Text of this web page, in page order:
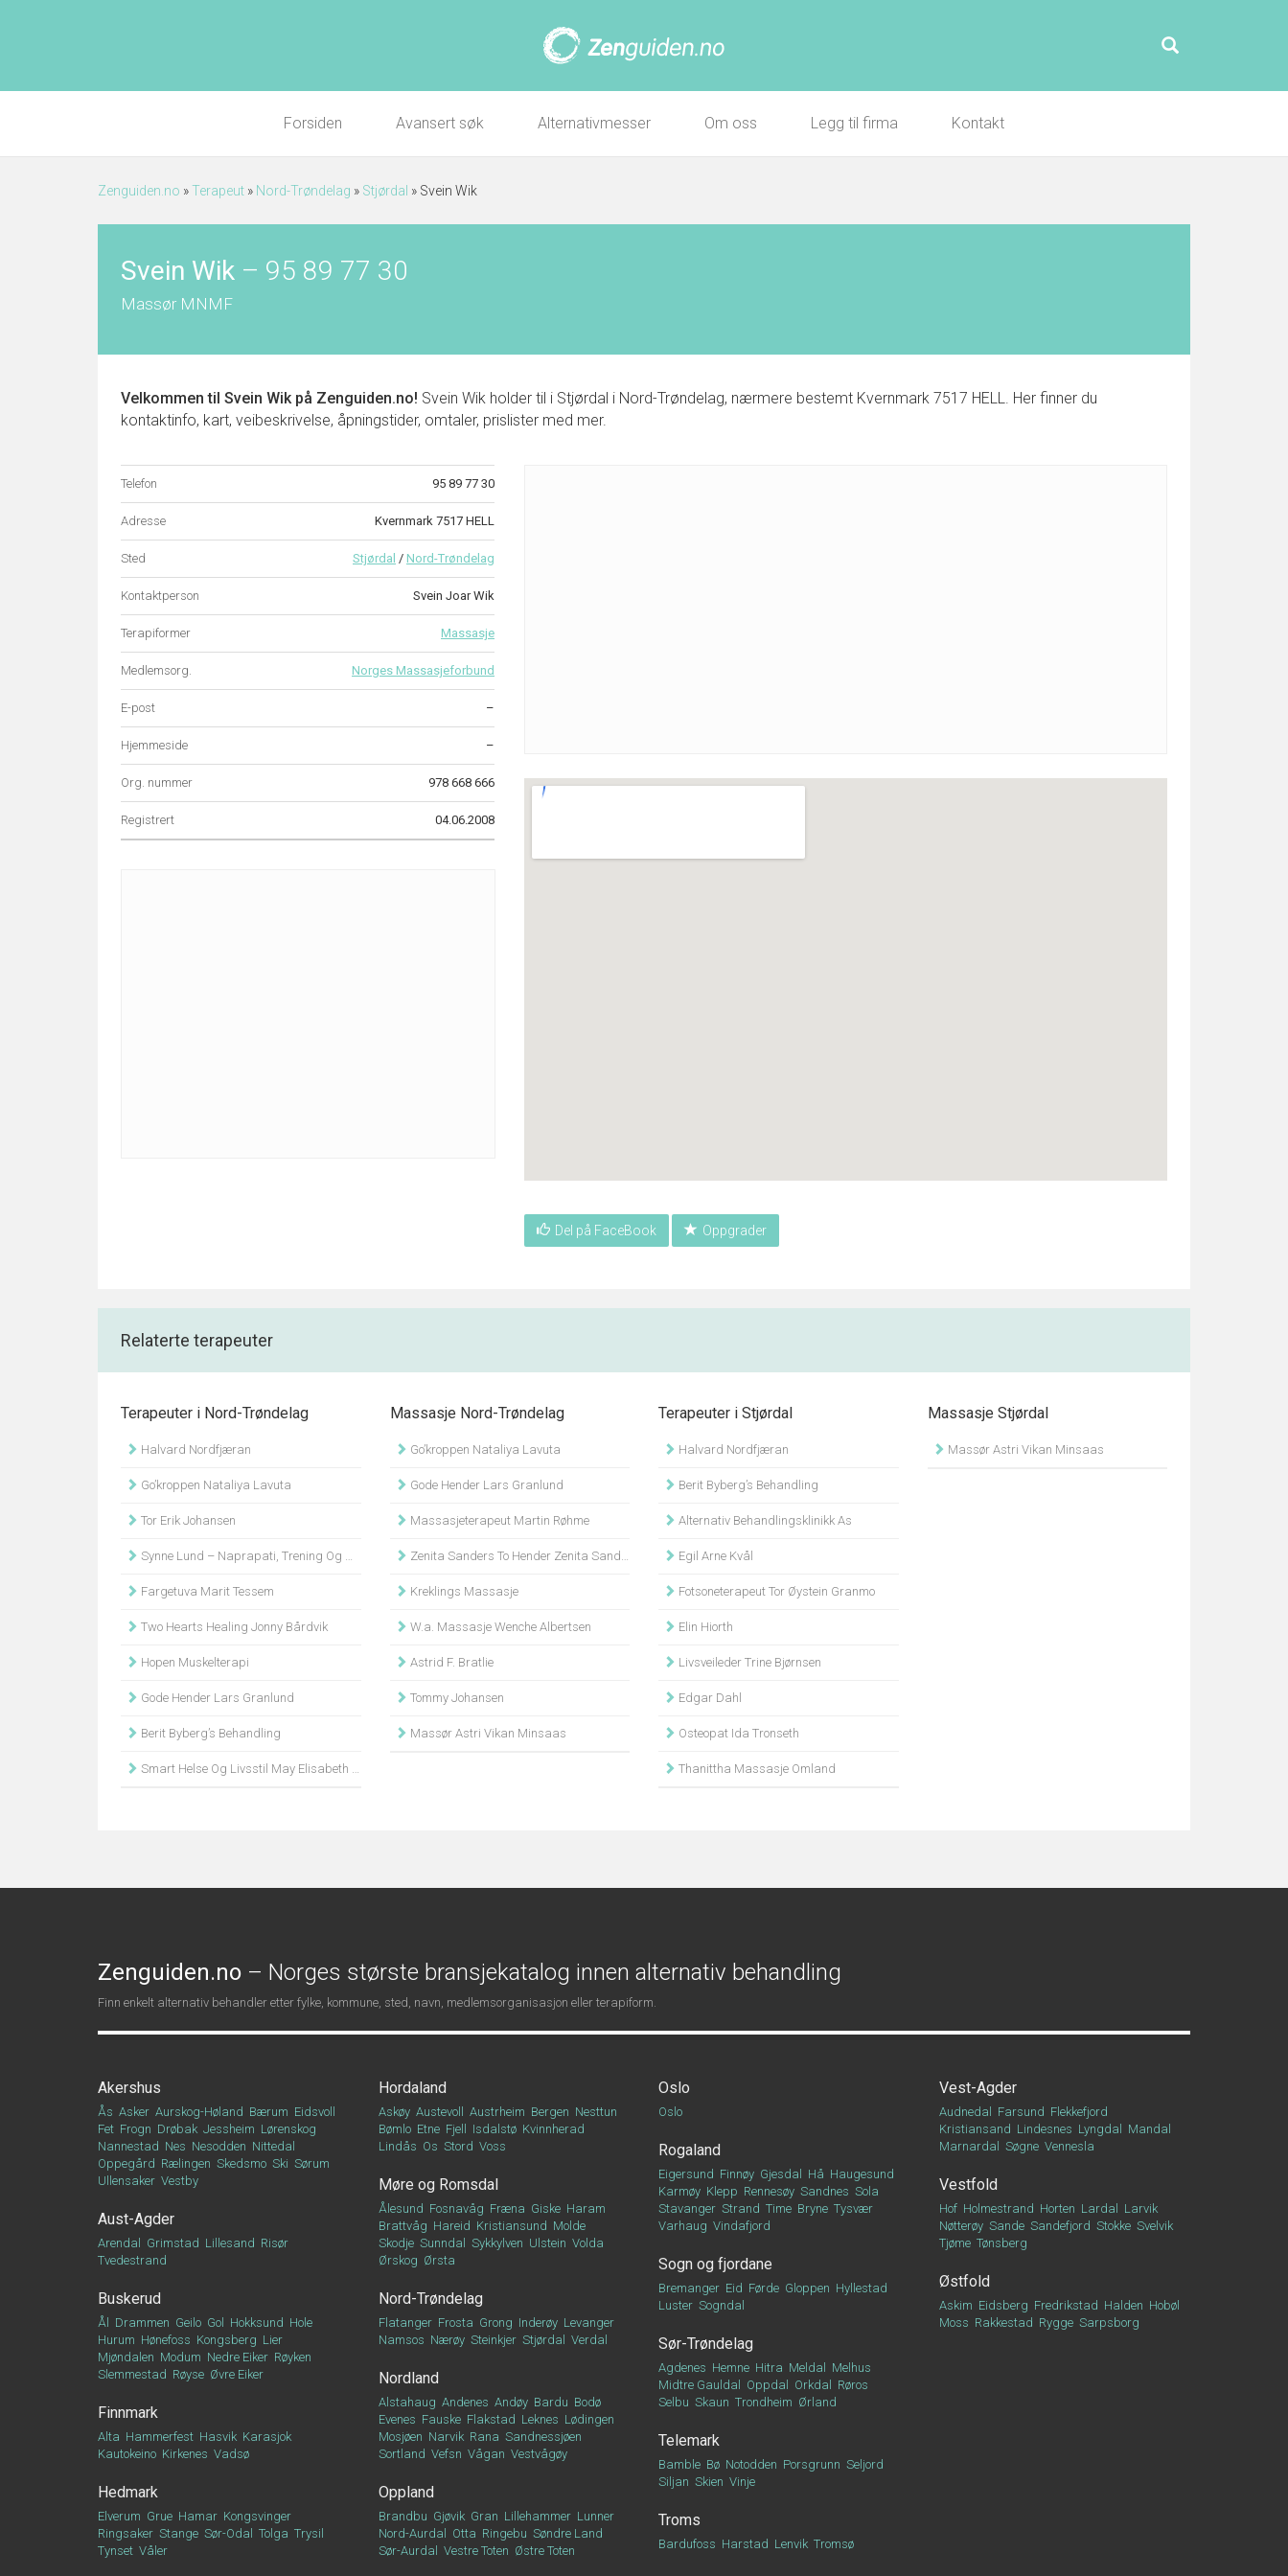
Forsiden Avansert søk Alternativmesser Om oss Legg til firma Kontakt
Zenguiden.no »Terapeut » Nord-Trøndelag » Stjørdal » Svein Wik
Svein Wik – 95 89 77 30
Massør MNMF
Velkommen til Svein Wikpå Zenguiden.no! Svein Wik holder til i Stjørdal i Nord-Trøndelag, nærmere bestemt Kvernmark 7517 HELL. Her finner du
kontaktinfo, kart, veibeskrivelse, åpningstider, omtaler, prislister med mer.
Telefon 95 89 77 30
Adresse Kvernmark 7517 HELL
Sted Stjørdal / Nord-Trøndelag
Kontaktperson Svein Joar Wik
Terapiformer Massasje
Medlemsorg. Norges Massasjeforbund
E-post –
Hjemmeside –
Org. nummer 978 668 666
Registrert 04.06.2008
Del på FaceBook Oppgrader
Relaterte terapeuter
Terapeuter i Nord-Trøndelag
Halvard Nordfjæran
Go’kroppen Nataliya Lavuta
Tor Erik Johansen
Synne Lund – Naprapati, Trening Og Helse
Fargetuva Marit Tessem
Two Hearts Healing Jonny Bårdvik
Hopen Muskelterapi
Gode Hender Lars Granlund
Berit Byberg’s Behandling
Smart Helse Og Livsstil May Elisabeth Hovik
Massasje Nord-Trøndelag
Go’kroppen Nataliya Lavuta
Gode Hender Lars Granlund
Massasjeterapeut Martin Røhme
Zenita Sanders To Hender Zenita Sander
Kreklings Massasje
W.a. Massasje Wenche Albertsen
Astrid F. Bratlie
Tommy Johansen
Massør Astri Vikan Minsaas
Terapeuter i Stjørdal
Halvard Nordfjæran
Berit Byberg’s Behandling
Alternativ Behandlingsklinikk As
Egil Arne Kvål
Fotsoneterapeut Tor Øystein Granmo
Elin Hiorth
Livsveileder Trine Bjørnsen
Edgar Dahl
Osteopat Ida Tronseth
Thanittha Massasje Omland
Massasje Stjørdal
Massør Astri Vikan Minsaas
Zenguiden.no – Norges største bransjekatalog innen alternativ behandling
Finn enkelt alternativ behandler etter fylke, kommune, sted, navn, medlemsorganisasjon eller terapiform.
Akershus
Ås Asker Aurskog-Høland Bærum Eidsvoll
Fet Frogn Drøbak Jessheim Lørenskog
Nannestad Nes Nesodden Nittedal
Oppegård Rælingen Skedsmo Ski Sørum
Ullensaker Vestby
Aust-Agder
Arendal Grimstad Lillesand Risør
Tvedestrand
Buskerud
Ål Drammen Geilo Gol Hokksund Hole
Hurum Hønefoss Kongsberg Lier
Mjøndalen Modum Nedre Eiker Røyken
Slemmestad Røyse Øvre Eiker
Finnmark
Alta Hammerfest Hasvik Karasjok
Kautokeino Kirkenes Vadsø
Hedmark
Elverum Grue Hamar Kongsvinger
Ringsaker Stange Sør-Odal Tolga Trysil
Tynset Våler
Hordaland
Askøy Austevoll Austrheim Bergen Nesttun
Bømlo Etne Fjell Isdalstø Kvinnherad
Lindås Os Stord Voss
Møre og Romsdal
Ålesund Fosnavåg Fræna Giske Haram
Brattvåg Hareid Kristiansund Molde
Skodje Sunndal Sykkylven Ulstein Volda
Ørskog Ørsta
Nord-Trøndelag
Flatanger Frosta Grong Inderøy Levanger
Namsos Nærøy Steinkjer Stjørdal Verdal
Nordland
Alstahaug Andenes Andøy Bardu Bodø
Evenes Fauske Flakstad Leknes Lødingen
Mosjøen Narvik Rana Sandnessjøen
Sortland Vefsn Vågan Vestvågøy
Oppland
Brandbu Gjøvik Gran Lillehammer Lunner
Nord-Aurdal
Otta Ringebu Søndre Land
Sør-Aurdal
Vestre Toten Østre Toten
Oslo
Oslo
Rogaland
Eigersund Finnøy Gjesdal Hå Haugesund
Karmøy Klepp Rennesøy Sandnes Sola
Stavanger Strand Time Bryne Tysvær
Varhaug Vindafjord
Sogn og fjordane
Bremanger Eid Førde Gloppen Hyllestad
Luster Sogndal
Sør-Trøndelag
Agdenes Hemne Hitra Meldal
Melhus
Midtre Gauldal
Oppdal Orkdal
Røros
Selbu Skaun Trondheim Ørland
Telemark
Bamble Bø Notodden Porsgrunn Seljord
Siljan Skien Vinje
Troms
Bardufoss Harstad Lenvik Tromsø
Vest-Agder
Audnedal Farsund Flekkefjord
Kristiansand Lindesnes Lyngdal
Mandal
Marnardal
Søgne Vennesla
Vestfold
Hof Holmestrand Horten Lardal
Larvik
Nøtterøy Sande Sandefjord Stokke Svelvik
Tjøme Tønsberg
Østfold
Askim Eidsberg Fredrikstad Halden Hobøl
Moss Rakkestad Rygge Sarpsborg